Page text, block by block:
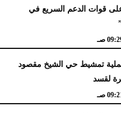
على قوات الدعم السريع في
صـ
تمشيط حي الشيخ مقصود
لقسد
صـ